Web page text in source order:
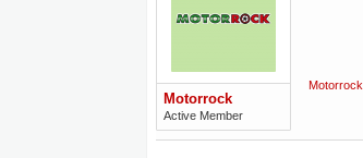
Motorrock
Active Member
Motorrock